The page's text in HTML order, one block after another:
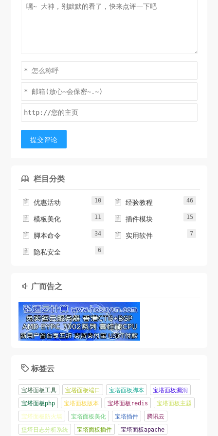
提交评论
 栏目分类
 优惠活动 10  经验教程 46
 模板美化 11  插件模块 15
 脚本命令 34  实用软件 7
 隐私安全 6
 广而告之
 标签云
宝塔面板工具 宝塔面板端口 宝塔面板脚本
宝塔面板漏洞
宝塔面板php
宝塔面板版本 宝塔面板redis
宝塔面板主题
宝塔面板防火墙
宝塔面板美化 宝塔插件
腾讯云
堡塔日志分析系统
宝塔面板插件 宝塔面板apache